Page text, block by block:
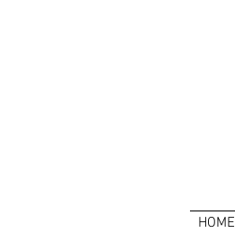
HOME